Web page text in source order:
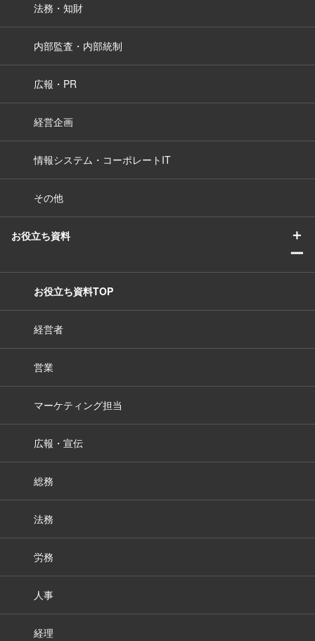
法務・知財
内部監査・内部統制
広報・PR
経営企画
情報システム・コーポレートIT
その他
お役立ち資料
＋
ー
お役立ち資料TOP
経営者
営業
マーケティング担当
広報・宣伝
総務
法務
労務
人事
経理